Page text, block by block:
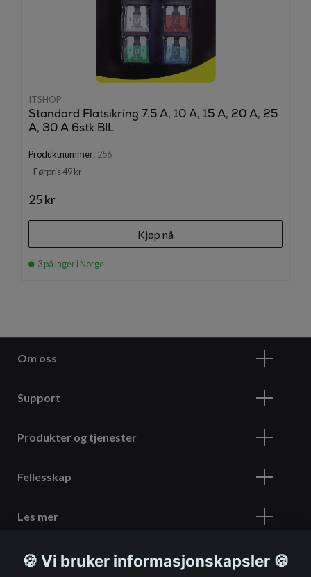
ITSHOP
Standard Flatsikring 7.5 A, 10 A, 15 A, 20 A, 25
A, 30 A 6stk BIL
Produktnummer: 256
Førpris 49 kr
25 kr
Kjøp nå
3 på lager i Norge
Om oss
Support
Produkter og tjenester
Fellesskap
Les mer
Meld deg på vårt nyhetsbrev
🍪 Vi bruker informasjonskapsler 🍪